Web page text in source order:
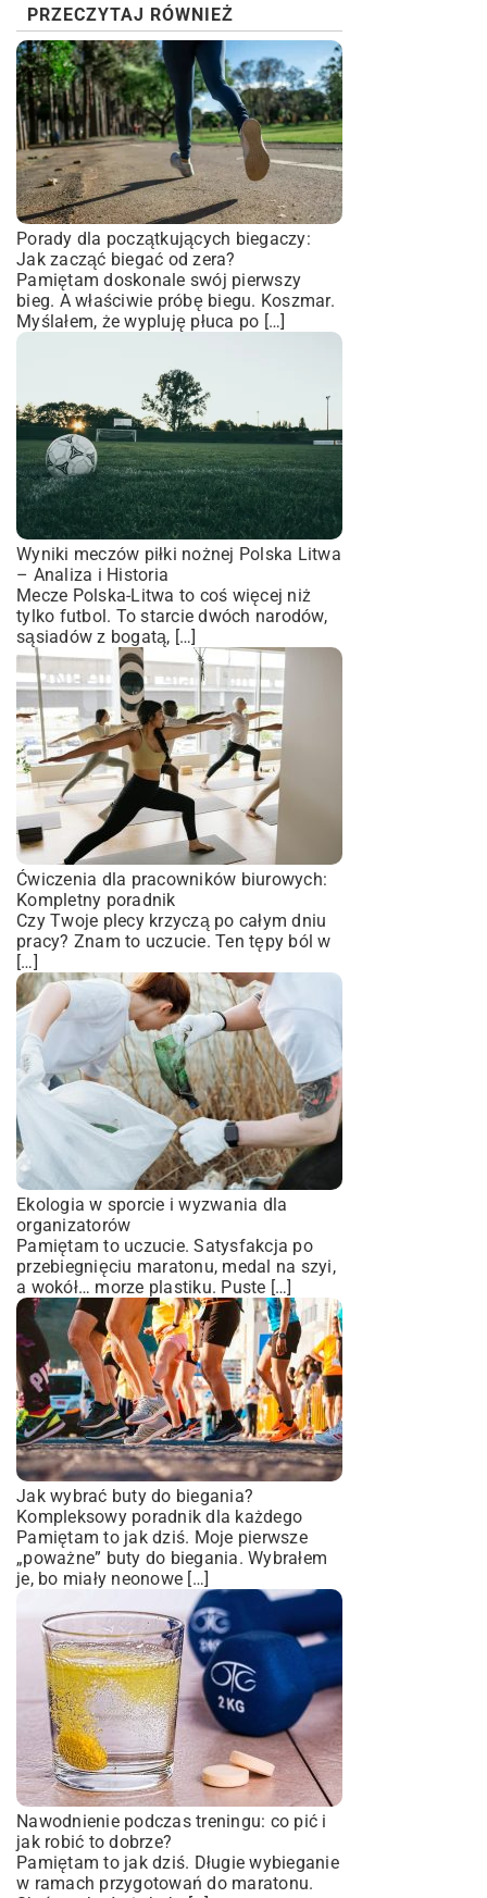
PRZECZYTAJ RÓWNIEŻ
Porady dla początkujących biegaczy:
Jak zacząć biegać od zera?
Pamiętam doskonale swój pierwszy
bieg. A właściwie próbę biegu. Koszmar.
Myślałem, że wypluję płuca po […]
Wyniki meczów piłki nożnej Polska Litwa
– Analiza i Historia
Mecze Polska-Litwa to coś więcej niż
tylko futbol. To starcie dwóch narodów,
sąsiadów z bogatą, […]
Ćwiczenia dla pracowników biurowych:
Kompletny poradnik
Czy Twoje plecy krzyczą po całym dniu
pracy? Znam to uczucie. Ten tępy ból w
[…]
Ekologia w sporcie i wyzwania dla
organizatorów
Pamiętam to uczucie. Satysfakcja po
przebiegnięciu maratonu, medal na szyi,
a wokół… morze plastiku. Puste […]
Jak wybrać buty do biegania?
Kompleksowy poradnik dla każdego
Pamiętam to jak dziś. Moje pierwsze
„poważne” buty do biegania. Wybrałem
je, bo miały neonowe […]
Nawodnienie podczas treningu: co pić i
jak robić to dobrze?
Pamiętam to jak dziś. Długie wybieganie
w ramach przygotowań do maratonu.